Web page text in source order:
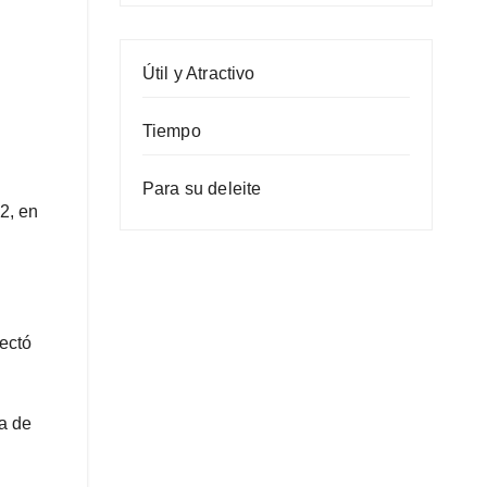
en
de
Útil y Atractivo
Tiempo
Para su deleite